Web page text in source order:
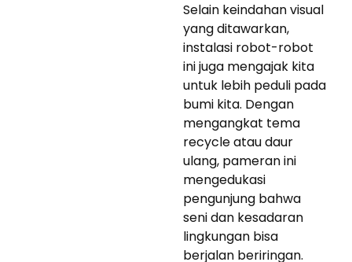
Selain keindahan visual
yang ditawarkan,
instalasi robot-robot
ini juga mengajak kita
untuk lebih peduli pada
bumi kita. Dengan
mengangkat tema
recycle atau daur
ulang, pameran ini
mengedukasi
pengunjung bahwa
seni dan kesadaran
lingkungan bisa
berjalan beriringan.